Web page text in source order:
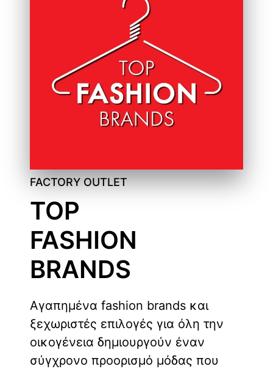
FACTORY OUTLET
TOP
FASHION
BRANDS
Αγαπημένα fashion brands και
ξεχωριστές επιλογές για όλη την
οικογένεια δημιουργούν έναν
σύγχρονο προορισμό μόδας που